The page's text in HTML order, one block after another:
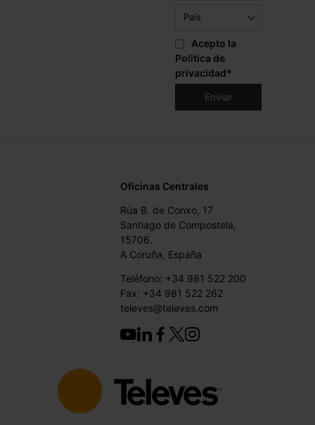
Acepto la
Politica de
privacidad*
Oficinas Centrales
Rúa B. de Conxo, 17
Santiago de Compostela,
15706.
A Coruña, España
Teléfono: +34 981 522 200
Fax: +34 981 522 262
televes@televes.com